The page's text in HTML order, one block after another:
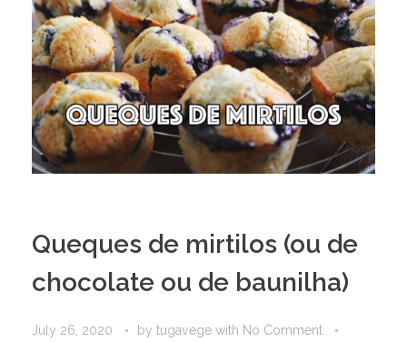
Queques de mirtilos (ou de
chocolate ou de baunilha)
July 26, 2020 by tugavege with No Comment